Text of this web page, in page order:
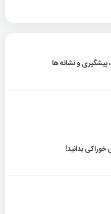
و نشانه ها
خوراکی بدانید!